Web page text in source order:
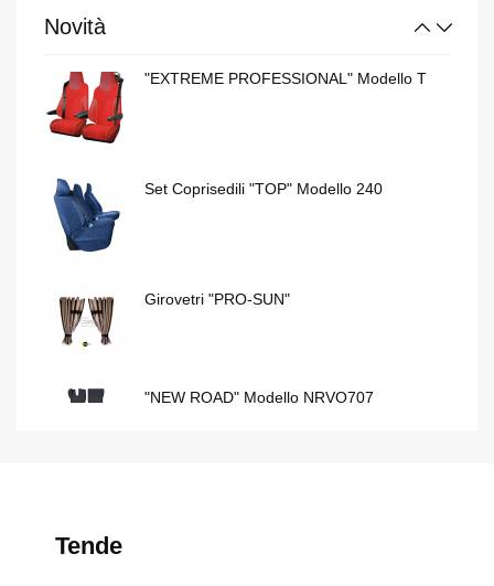
Tende
Novità
"EXTREME PROFESSIONAL" Modello T
Set Coprisedili "TOP" Modello 240
Girovetri "PRO-SUN"
"NEW ROAD" Modello NRVO707